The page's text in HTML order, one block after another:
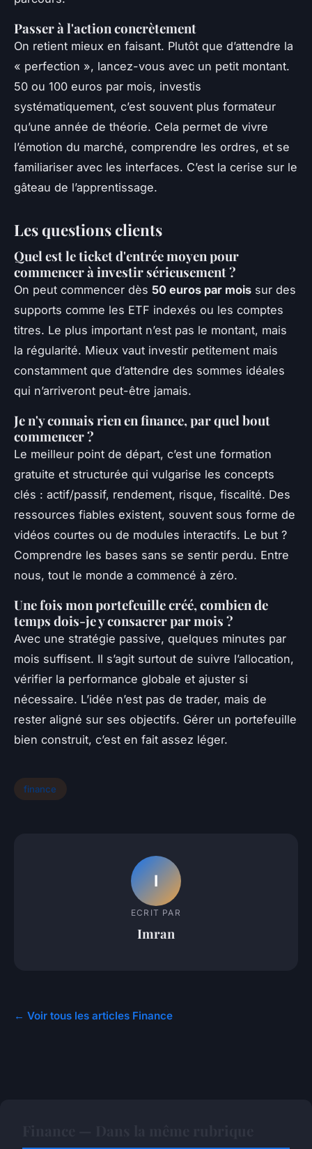
Passer à l'action concrètement
On retient mieux en faisant. Plutôt que d’attendre la
« perfection », lancez-vous avec un petit montant.
50 ou 100 euros par mois, investis
systématiquement, c’est souvent plus formateur
qu’une année de théorie. Cela permet de vivre
l’émotion du marché, comprendre les ordres, et se
familiariser avec les interfaces. C’est la cerise sur le
gâteau de l’apprentissage.
Les questions clients
Quel est le ticket d'entrée moyen pour
commencer à investir sérieusement ?
On peut commencer dès 50 euros par mois sur des
supports comme les ETF indexés ou les comptes
titres. Le plus important n’est pas le montant, mais
la régularité. Mieux vaut investir petitement mais
constamment que d’attendre des sommes idéales
qui n’arriveront peut-être jamais.
Je n'y connais rien en finance, par quel bout
commencer ?
Le meilleur point de départ, c’est une formation
gratuite et structurée qui vulgarise les concepts
clés : actif/passif, rendement, risque, fiscalité. Des
ressources fiables existent, souvent sous forme de
vidéos courtes ou de modules interactifs. Le but ?
Comprendre les bases sans se sentir perdu. Entre
nous, tout le monde a commencé à zéro.
Une fois mon portefeuille créé, combien de
temps dois-je y consacrer par mois ?
Avec une stratégie passive, quelques minutes par
mois suffisent. Il s’agit surtout de suivre l’allocation,
vérifier la performance globale et ajuster si
nécessaire. L’idée n’est pas de trader, mais de
rester aligné sur ses objectifs. Gérer un portefeuille
bien construit, c’est en fait assez léger.
finance
I
ECRIT PAR
Imran
← Voir tous les articles Finance